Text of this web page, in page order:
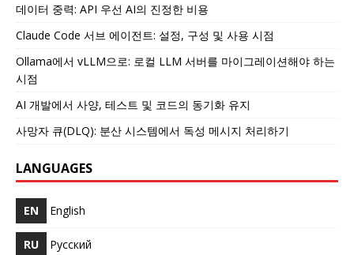
데이터 중력: API 우선 AI의 진정한 비용
Claude Code 서브 에이전트: 설정, 구성 및 사용 시점
Ollama에서 vLLM으로: 로컬 LLM 서버를 마이그레이션해야 하는
시점
AI 개발에서 사양, 테스트 및 코드의 동기화 유지
사망자 큐(DLQ): 분산 시스템에서 독성 메시지 처리하기
LANGUAGES
EN English
RU Русский